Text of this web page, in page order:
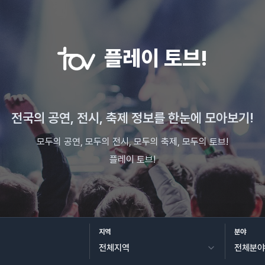
플레이 토브!
전국의 공연, 전시, 축제 정보를 한눈에 모아보기!
모두의 공연, 모두의 전시, 모두의 축제, 모두의 토브!
플레이 토브!
지역 분야